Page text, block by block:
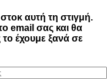
αυτή τη στιγμή.
email σας και θα
το έχουμε ξανά σε